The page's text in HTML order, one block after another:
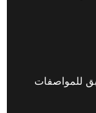
للمواصفات